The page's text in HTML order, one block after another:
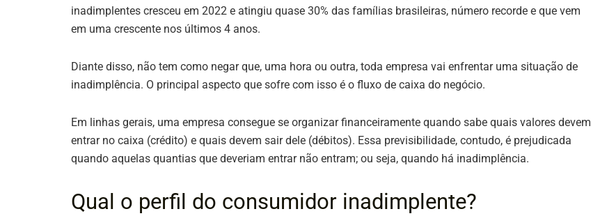
inadimplentes cresceu em 2022 e atingiu quase 30% das famílias brasileiras, número recorde e que vem
em uma crescente nos últimos 4 anos.
Diante disso, não tem como negar que, uma hora ou outra, toda empresa vai enfrentar uma situação de
inadimplência. O principal aspecto que sofre com isso é o fluxo de caixa do negócio.
Em linhas gerais, uma empresa consegue se organizar financeiramente quando sabe quais valores devem
entrar no caixa (crédito) e quais devem sair dele (débitos). Essa previsibilidade, contudo, é prejudicada
quando aquelas quantias que deveriam entrar não entram; ou seja, quando há inadimplência.
Qual o perfil do consumidor inadimplente?